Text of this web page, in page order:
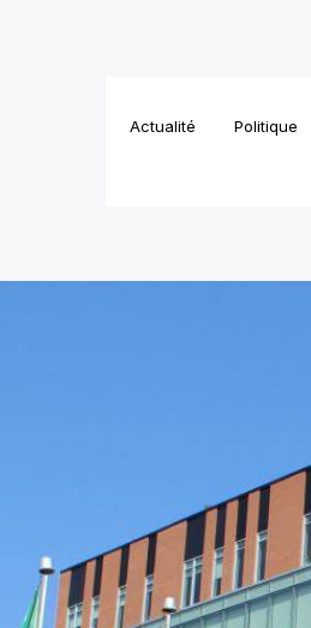
Actualité Politique